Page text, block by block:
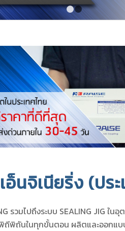
อ็นจิเนียริ่ง (ปร
รวมไปถึงระบบ SEALING JIG
พิถันในทุกขั้นตอน ผลิตและออกแ